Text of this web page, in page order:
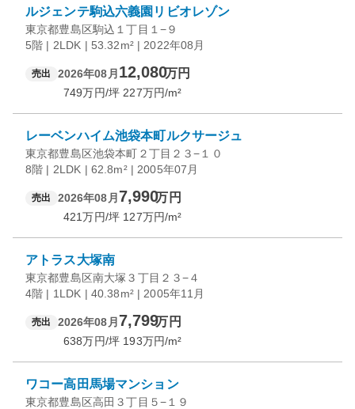
ルジェンテ駒込六義園リビオレゾン
東京都豊島区駒込１丁目１−９
5階 | 2LDK | 53.32m² | 2022年08月
売出 2026年08月 12,080万円
749万円/坪 227万円/m²
レーベンハイム池袋本町ルクサージュ
東京都豊島区池袋本町２丁目２３−１０
8階 | 2LDK | 62.8m² | 2005年07月
売出 2026年08月 7,990万円
421万円/坪 127万円/m²
アトラス大塚南
東京都豊島区南大塚３丁目２３−４
4階 | 1LDK | 40.38m² | 2005年11月
売出 2026年08月 7,799万円
638万円/坪 193万円/m²
ワコー高田馬場マンション
東京都豊島区高田３丁目５−１９